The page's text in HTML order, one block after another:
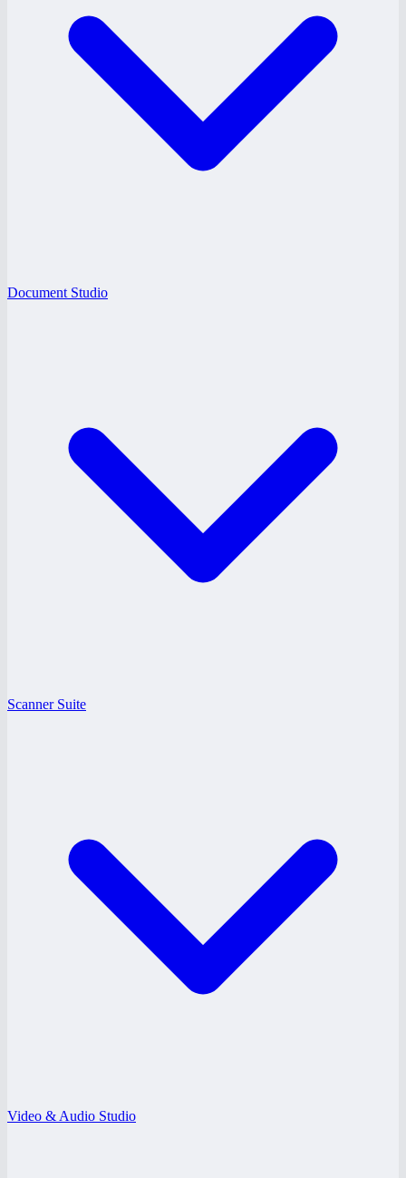
Document Studio
Scanner Suite
Video & Audio Studio